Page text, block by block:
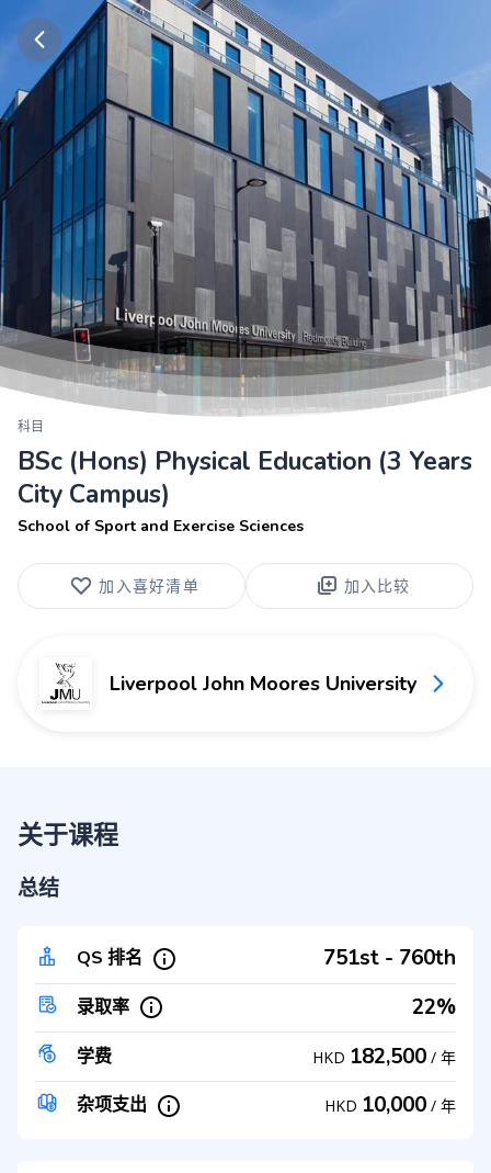
科目
BSc (Hons) Physical Education (3 Years
City Campus)
School of Sport and Exercise Sciences
加入喜好清单 加入比较
Liverpool John Moores University
关于课程
总结
QS 排名 751st - 760th
录取率 22%
学费 HKD 182,500 / 年
杂项支出 HKD 10,000 / 年